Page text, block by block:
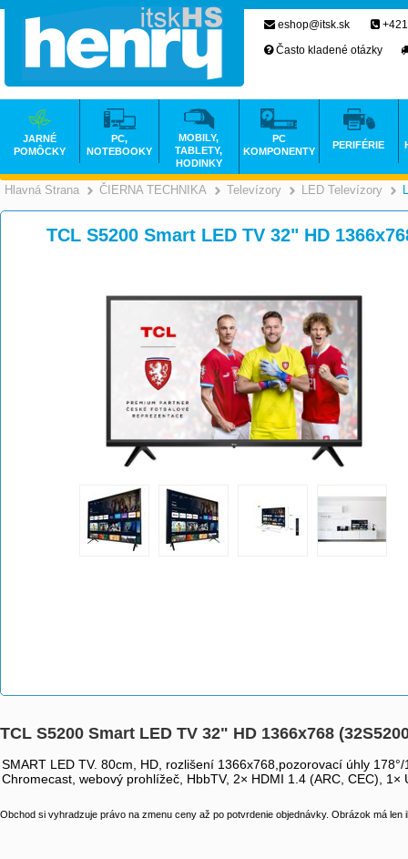
Hlavná Strana >
ČIERNA TECHNIKA >
Televízory >
LED Televízory
TCL S5200 Smart LED TV 32" HD
TCL S5200 Smart LED TV 32" HD 1366x768
SMART LED TV. 80cm, HD, rozlišení 1366x768,pozorovací úhly
Chromecast, webový prohlížeč, HbbTV, 2× HDMI 1.4 (ARC, CEC),
Obchod si vyhradzuje právo na zmenu ceny až po potvrdenie objednávky. Obrázok má len
eshop@itsk.sk
Často kladené otázky
JARNÉ
POMÔCKY
PC,
NOTEBOOKY
MOBILY,
TABLETY,
HODINKY
PC
KOMPONENTY
PERIFÉRIE